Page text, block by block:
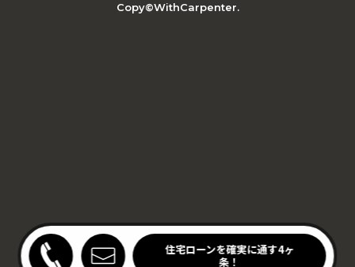
Copy©WithCarpenter.
キッチンの家見学会
開催中！
住宅ローンを確実に通す4ヶ
条！